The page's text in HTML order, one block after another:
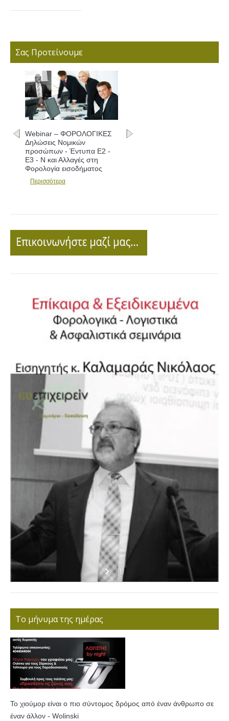
Σας Προτείνουμε
Webinar – ΦΟΡΟΛΟΓΙΚΕΣ
Δηλώσεις Νομικών
προσώπων - Έντυπα Ε2 -
Ε3 - Ν και Αλλαγές στη
Φορολογία εισοδήματος
Περισσότερα
Το μήνυμα της ημέρας
Το χιούμορ είναι ο πιο σύντομος δρόμος από έναν άνθρωπο σε
έναν άλλον - Wolinski